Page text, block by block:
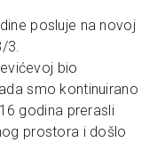
posluje na novoj
3.
bio
smo kontinuirano
godina prerasli
prostora i došlo